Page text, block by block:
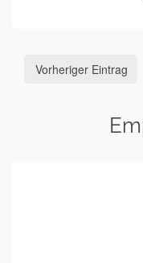
Vorheriger Eintrag